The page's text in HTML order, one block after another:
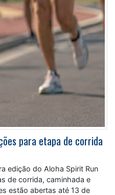
para etapa de corrida
edição do Aloha Spirit Run
de corrida, caminhada e
estão abertas até 13 de